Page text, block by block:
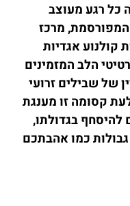
כל רגע מעוצב
מרכז
קולנוע אגדיות
הלב המזמינים
של שבילים זרועי
קסומה זו מענגת
בגדולתו,
כמו אהבתכם